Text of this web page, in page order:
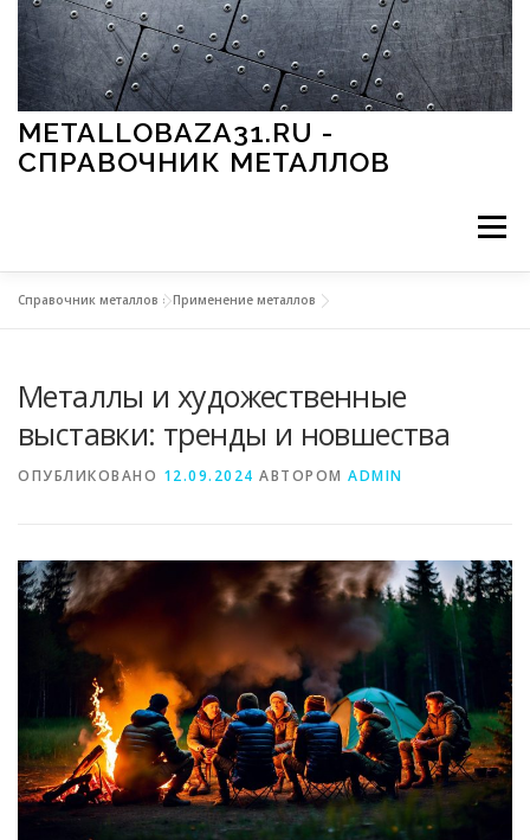
Перейти к содержимому
METALLOBAZA31.RU -
СПРАВОЧНИК МЕТАЛЛОВ
Меню
МЕТАЛЛЫ И ОКРУЖАЮЩАЯ СРЕДА
СВОЙСТВА МЕТАЛЛОВ СОРТА МЕТАЛЛОВ
СТАТЬИ
Справочник металлов »Применение металлов
Металлы и художественные
выставки: тренды и новшества
ОПУБЛИКОВАНО 12.09.2024 АВТОРОМ ADMIN